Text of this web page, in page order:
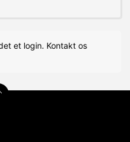
et login. Kontakt os